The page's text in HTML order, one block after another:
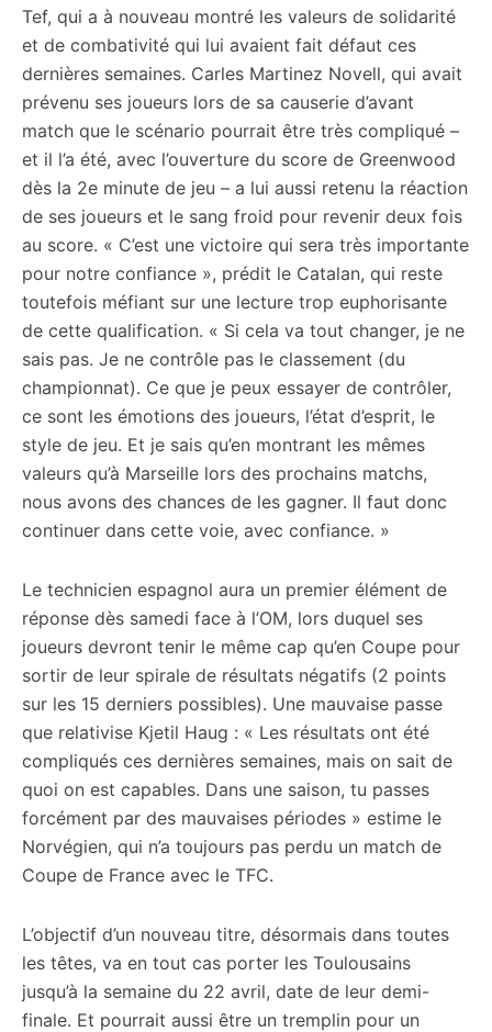
Tef, qui a à nouveau montré les valeurs de solidarité
et de combativité qui lui avaient fait défaut ces
dernières semaines. Carles Martinez Novell, qui avait
prévenu ses joueurs lors de sa causerie d’avant
match que le scénario pourrait être très compliqué –
et il l’a été, avec l’ouverture du score de Greenwood
dès la 2e minute de jeu – a lui aussi retenu la réaction
de ses joueurs et le sang froid pour revenir deux fois
au score. « C’est une victoire qui sera très importante
pour notre confiance », prédit le Catalan, qui reste
toutefois méfiant sur une lecture trop euphorisante
de cette qualification. « Si cela va tout changer, je ne
sais pas. Je ne contrôle pas le classement (du
championnat). Ce que je peux essayer de contrôler,
ce sont les émotions des joueurs, l’état d’esprit, le
style de jeu. Et je sais qu’en montrant les mêmes
valeurs qu’à Marseille lors des prochains matchs,
nous avons des chances de les gagner. Il faut donc
continuer dans cette voie, avec confiance. »
Le technicien espagnol aura un premier élément de
réponse dès samedi face à l’OM, lors duquel ses
joueurs devront tenir le même cap qu’en Coupe pour
sortir de leur spirale de résultats négatifs (2 points
sur les 15 derniers possibles). Une mauvaise passe
que relativise Kjetil Haug : « Les résultats ont été
compliqués ces dernières semaines, mais on sait de
quoi on est capables. Dans une saison, tu passes
forcément par des mauvaises périodes » estime le
Norvégien, qui n’a toujours pas perdu un match de
Coupe de France avec le TFC.
L’objectif d’un nouveau titre, désormais dans toutes
les têtes, va en tout cas porter les Toulousains
jusqu’à la semaine du 22 avril, date de leur demi-
finale. Et pourrait aussi être un tremplin pour un